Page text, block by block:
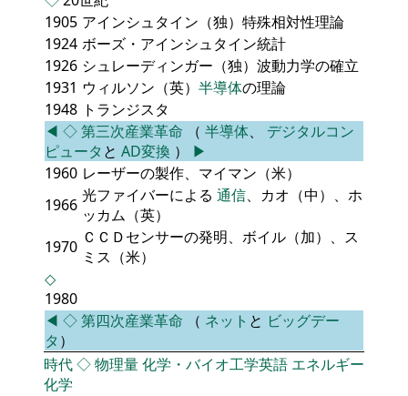
1905 アインシュタイン（独）特殊相対性理論
1924 ボーズ・アインシュタイン統計
1926 シュレーディンガー（独）波動力学の確立
1931 ウィルソン（英） 半導体の理論
1948 トランジスタ
◀ ◇第三次産業革命 （ 半導体、 デジタルコン
ピュータ と AD変換 ） ▶
1960 レーザーの製作、マイマン（米）
1966 光ファイバーによる 通信、カオ（中）、ホ
ッカム（英）
1970 ＣＣＤセンサーの発明、ボイル（加）、ス
ミス（米）
◇
1980
◀ ◇第四次産業革命 （ ネット と ビッグデー
タ ）
時代◇物理量化学・バイオ工学英語 エネルギー
化学